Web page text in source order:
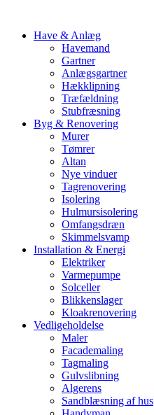
Have & Anlæg
Havemand
Gartner
Anlægsgartner
Hækklipning
Træfældning
Stubfræsning
Byg & Renovering
Murer
Tømrer
Altan
Nye vinduer
Tagrenovering
Isolering
Hulmursisolering
Omfangsdræn
Skimmelsvamp
Installation & Energi
Elektriker
Varmepumpe
Solceller
Blikkenslager
Kloakrenovering
Vedligeholdelse
Maler
Facademaling
Tagmaling
Gulvslibning
Algerens
Sandblæsning af hus